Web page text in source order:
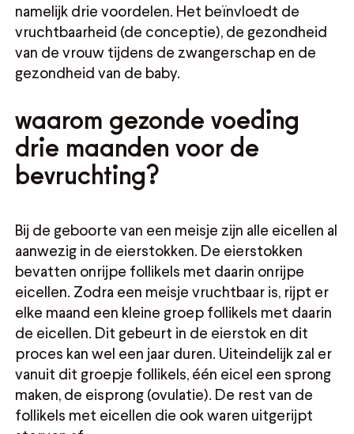
namelijk drie voordelen. Het beïnvloedt de
vruchtbaarheid (de conceptie), de gezondheid
van de vrouw tijdens de zwangerschap en de
gezondheid van de baby.
waarom gezonde voeding
drie maanden voor de
bevruchting?
Bij de geboorte van een meisje zijn alle eicellen al
aanwezig in de eierstokken. De eierstokken
bevatten onrijpe follikels met daarin onrijpe
eicellen. Zodra een meisje vruchtbaar is, rijpt er
elke maand een kleine groep follikels met daarin
de eicellen. Dit gebeurt in de eierstok en dit
proces kan wel een jaar duren. Uiteindelijk zal er
vanuit dit groepje follikels, één eicel een sprong
maken, de eisprong (ovulatie). De rest van de
follikels met eicellen die ook waren uitgerijpt